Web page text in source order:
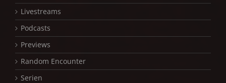
Livestreams
Podcasts
Previews
Random Encounter
Serien